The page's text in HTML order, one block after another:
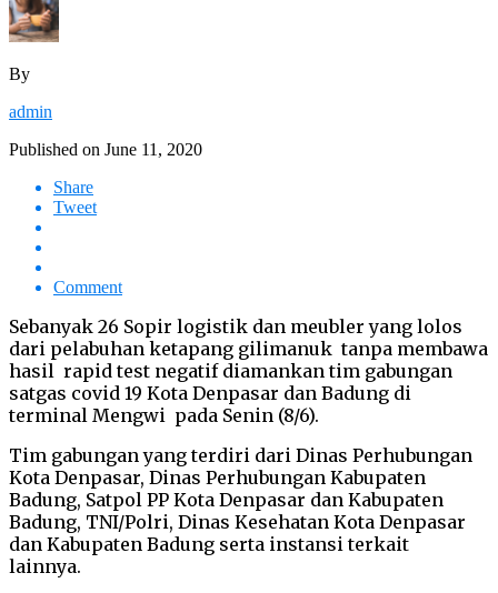
By
admin
Published on June 11, 2020
Share
Tweet
Comment
Sebanyak 26 Sopir logistik dan meubler yang lolos
dari pelabuhan ketapang gilimanuk tanpa membawa
hasil rapid test negatif diamankan tim gabungan
satgas covid 19 Kota Denpasar dan Badung di
terminal Mengwi pada Senin (8/6).
Tim gabungan yang terdiri dari Dinas Perhubungan
Kota Denpasar, Dinas Perhubungan Kabupaten
Badung, Satpol PP Kota Denpasar dan Kabupaten
Badung, TNI/Polri, Dinas Kesehatan Kota Denpasar
dan Kabupaten Badung serta instansi terkait
lainnya.